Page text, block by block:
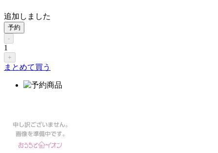
追加しました
予約
-
1
+
まとめて買う